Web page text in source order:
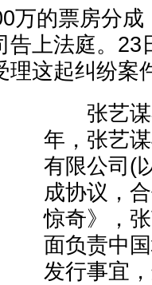
的票房分成
告上法庭。23
理这起纠纷案
张艺谋
年，张艺
有限公司(
成协议，
惊奇》，
面负责中
发行事宜